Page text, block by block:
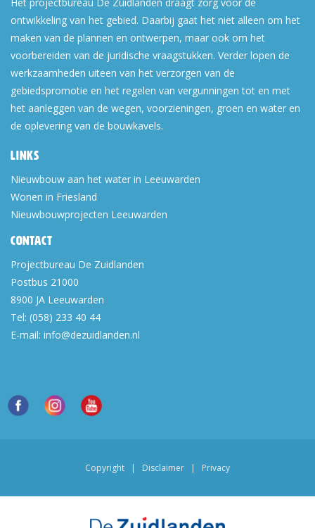
ontwikkeling van het gebied. Daarbij gaat het niet alleen om het
maken van de plannen en ontwerpen, maar ook om het
voorbereiden van de juridische vraagstukken. Verder lopen de
werkzaamheden uiteen van het verzorgen van de
gebiedspromotie en het regelen van vergunningen tot en met
het aanleggen van de wegen, voorzieningen, groen en water en
de oplevering van de bouwkavels.
Links
Nieuwbouw aan het water in Leeuwarden
Wonen in Friesland
Nieuwbouwprojecten Leeuwarden
Contact
Projectbureau De Zuidlanden
Postbus 21000
8900 JA Leeuwarden
Tel: (058) 233 40 44
E-mail: info@dezuidlanden.nl
Copyright | Disclaimer | Privacy